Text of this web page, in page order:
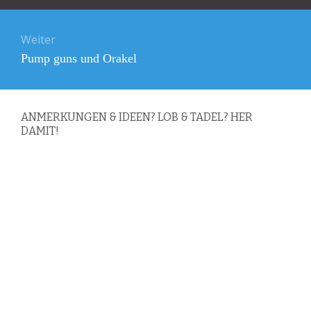
Weiter
Nächster
Pump guns und Orakel
ANMERKUNGEN & IDEEN? LOB & TADEL? HER
DAMIT!